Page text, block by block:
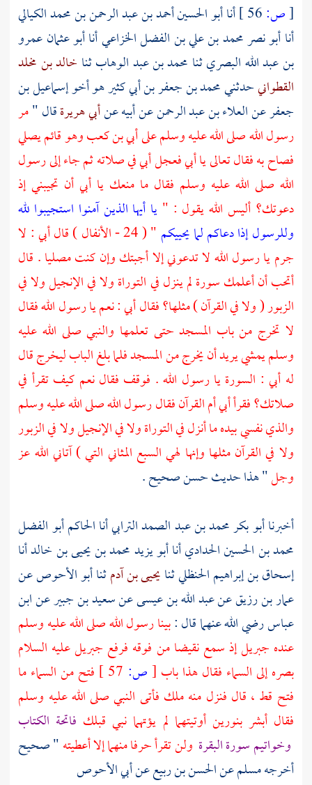
[ص: أناأبو الحسين أحمد بن عبد الرحمن بن محمد الكيالي
أناأبو نصر محمد بن علي بن الفضل الخزاعيأناأبو عثمان عمرو
بن عبد الله البصريثنا محمد بن عبد الوهابثنا خالد بن مخلد
القطوانيحدثنيمحمد بن جعفر بن أبي كثيرهو أخوإسماعيل بن
جعفرعنالعلاء بن عبد الرحمنعن أبيه عنأبي هريرةقال "مر
رسول الله صلى الله عليه وسلم علىأبي بن كعبوهو قائم يصلي
فصاح به فقال تعالى يا أبي فعجل أبي في صلاته ثم جاء إلى رسول
الله صلى الله عليه وسلم فقال ما منعك يا أبي أن تجيبني إذ
دعوتك؟ أليس الله يقول : " يا أيها الذين آمنوا استجيبوا لله
وللرسول إذا دعاكم لما يحييكم
" ( 24 - الأنفال ) قال أبي : لا
جرم يا رسول الله لا تدعوني إلا أجبتك وإن كنت مصليا . قال
أتحب أن أعلمك سورة لم ينزل في التوراة ولا في الإنجيل ولا في
الزبور ( ولا في القرآن ) مثلها؟ فقال أبي : نعم يا رسول الله فقال
لا تخرج من باب المسجد حتى تعلمها والنبي صلى الله عليه
وسلم يمشي يريد أن يخرج من المسجد فلما بلغ الباب ليخرج قال
له أبي : السورة يا رسول الله . فوقف فقال نعم كيف تقرأ في
صلاتك؟ فقرأ أبي أم القرآن فقال رسول الله صلى الله عليه وسلم
والذي نفسي بيده ما أنزل في التوراة ولا في الإنجيل ولا في الزبور
ولا في القرآن مثلها وإنها لهي السبع المثاني التي ) آتاني الله عز
وجل" هذا حديث حسن صحيح .
أخبرناأبو بكر محمد بن عبد الصمد الترابيأناالحاكم أبو الفضل
محمد بن الحسين الحداديأناأبو يزيد محمد بن يحيى بن خالدأنا
إسحاق بن إبراهيم الحنظليثنايحيى بن آدمثناأبو الأحوصعن
عمار بن رزيقعنعبد الله بن عيسىعنسعيد بن جبيرعنابن
عباسرضي الله عنهما قال :بينا رسول الله صلى الله عليه وسلم
عنده جبريلإذ سمع نقيضا من فوقه فرفع جبريلعليه السلام
بصره إلى السماء فقال هذا باب [ص:
فتح من السماء ما
فتح قط ، قال فنزل منه ملك فأتى النبي صلى الله عليه وسلم
فقال أبشر بنورين أوتيتهما لم يؤتهما نبي قبلك فاتحة الكتاب
وخواتيم سورة البقرة ولن تقرأ حرفا منهما إلا أعطيته" صحيح
أخرجهمسلمعنالحسن بن ربيععنأبي الأحوص